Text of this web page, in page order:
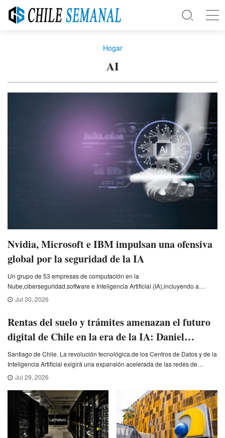
Hogar
AI
Nvidia, Microsoft e IBM impulsan una ofensiva
global por la seguridad de la IA
Un grupo de 53 empresas de computación en la
Nube,ciberseguridad,software e Inteligencia Artificial (IA),incluyendo a
Nvidia y Microsoft,anunciaron la creación de la Open Secure AI Alliance,una
Jul 30, 2026
Rentas del suelo y trámites amenazan el futuro
digital de Chile en la era de la IA: Daniel
Gurovich
Santiago de Chile. La revolución tecnológica,de los Centros de Datos y de la
Inteligencia Artificial exigirá una expansión acelerada de las redes de
telecomunicaciones en Chile,pero los elevados
Jul 29, 2026